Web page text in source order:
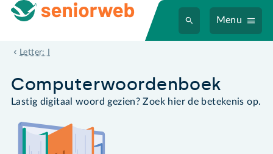
Menu
Letter: I
internetaanbieder
Computer­woordenboek
Lastig digitaal woord gezien? Zoek hier de betekenis op.